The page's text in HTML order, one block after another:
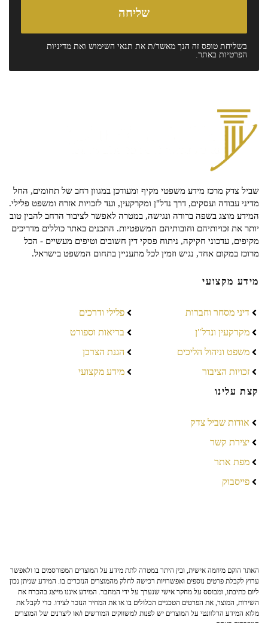
בשליחת טופס זה הנך מאשר/ת את תנאי השימוש ואת מדיניות
הפרטיות באתר.
שביל צדק מרכז מידע משפטי מקיף ומעודכן במגוון רחב של תחומים, החל
מדיני עבודה ועסקים, דרך נדל"ן ומקרקעין, ועד לזכויות אזרח ומשפט פלילי.
המידע מוצג בשפה ברורה ונגישה, במטרה לאפשר לציבור הרחב להבין טוב
יותר את זכויותיהם וחובותיהם המשפטיות. התכנים באתר כוללים מדריכים
מקיפים, עדכוני חקיקה, ניתוח פסקי דין חשובים וטיפים מעשיים - הכל
מרוכז במקום אחד, נגיש וזמין לכל מתעניין בתחום המשפט בישראל.
מידע מקצועי
דיני מסחר וחברות
מקרקעין ונדל"ן
משפט וניהול הליכים
זכויות הציבור
פלילי ודרכים
בריאות וספורט
הגנת הצרכן
מידע מקצועי
קצת עלינו
אודות שביל צדק
יצירת קשר
מפת אתר
פייסבוק
האתר הוקם מיוזמה אישית, ובין היתר במטרה לתת מידע על המוצרים המפורסמים בו ולאפשר
ערוץ לקבלת פרטים נוספים ואפשרויות רכישה לחלק מהמוצרים הנזכרים בו. המידע שניתן נכון
ליום כתיבתו, ומבוסס על מחקר אישי שנערך על ידי המחבר. המידע איננו מייצג בהכרח את
השירות, המוצר, את הפרטים הטכניים הכלולים בו או את המחיר הנזכר לצידו. כדי לקבל את
מלוא המידע הרלוונטי על המוצרים יש לפנות למשווקים המורשים ו/או ליצרנים של המוצרים